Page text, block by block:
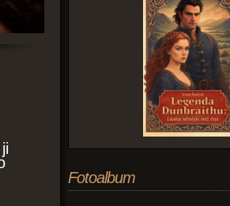
Fotoalbum